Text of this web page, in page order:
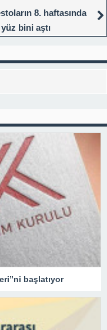
8. haftasında
bini aştı
başlatıyor